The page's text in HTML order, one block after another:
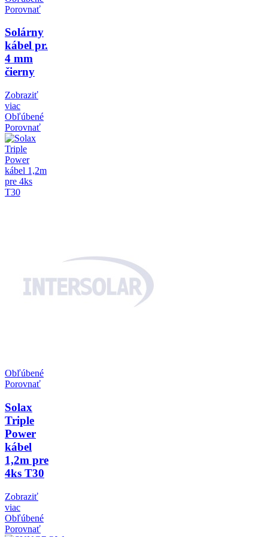
Porovnať
Solárny
kábel pr.
4 mm
čierny
Zobraziť
viac
Obľúbené
Porovnať
Obľúbené
Porovnať
Solax
Triple
Power
kábel
1,2m pre
4ks T30
Zobraziť
viac
Obľúbené
Porovnať